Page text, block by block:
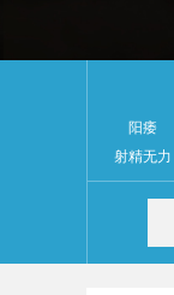
阳痿
射精无力